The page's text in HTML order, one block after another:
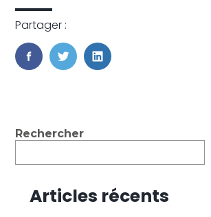
Partager :
FaceBook
TwitterLinkedIn
Blog
Rechercher
Articles récents